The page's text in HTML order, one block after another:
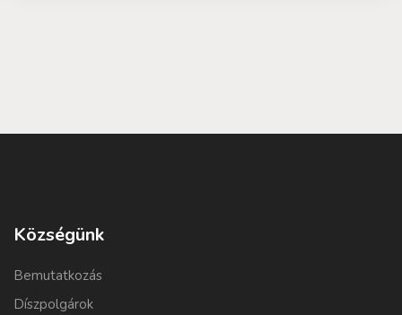
Községünk
Bemutatkozás
Díszpolgárok